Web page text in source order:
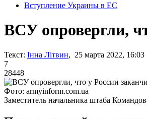
Вступление Украины в ЕС
ВСУ опровергли,
Текст: Інна Літвин, 25 марта 2022, 16:03
7
28448
Фото: armyinform.com.ua
Заместитель начальника штаба